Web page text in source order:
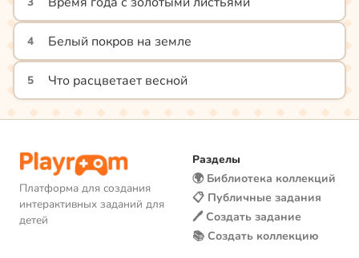
4 Белый покров на земле
5 Что расцветает весной
Платформа для создания
интерактивных заданий для
детей
Разделы
🌍 Библиотека коллекций
📋 Публичные задания
🖊️ Создать задание
📚 Создать коллекцию